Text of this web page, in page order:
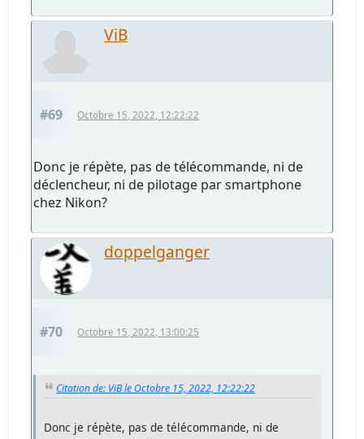
ViB
#69 Octobre 15, 2022, 12:22:22
Donc je répète, pas de télécommande, ni de
déclencheur, ni de pilotage par smartphone
chez Nikon?
doppelganger
#70 Octobre 15, 2022, 13:00:25
Citation de: ViB le Octobre 15, 2022, 12:22:22
Donc je répète, pas de télécommande, ni de